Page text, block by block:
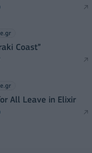
Coast”
All Leave in Elixir